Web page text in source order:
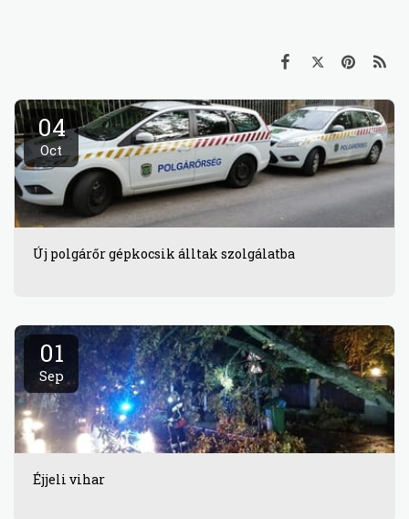
04
Oct
Új polgárőr gépkocsik álltak szolgálatba
01
Sep
Éjjeli vihar